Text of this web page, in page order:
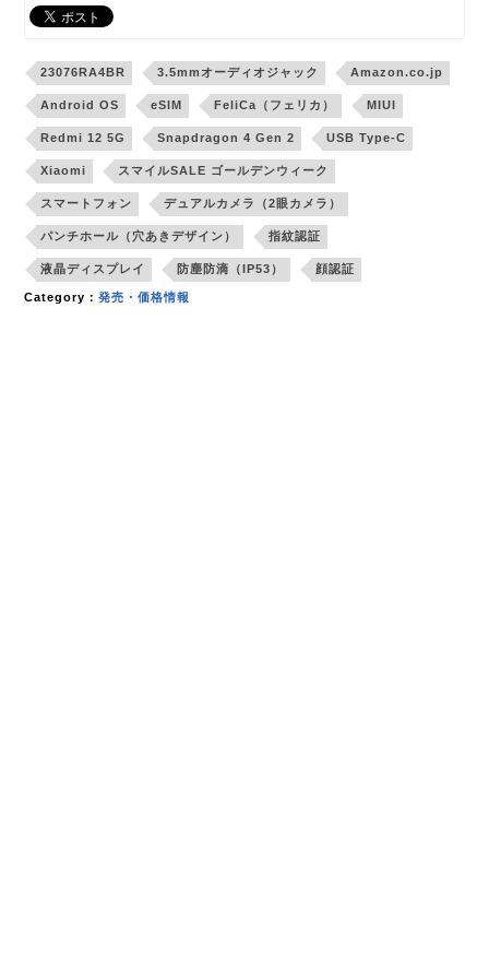
23076RA4BR 3.5mmオーディオジャック Amazon.co.jp
Android OS eSIM FeliCa（フェリカ） MIUI
Redmi 12 5G Snapdragon 4 Gen 2 USB Type-C
Xiaomi スマイルSALE ゴールデンウィーク
スマートフォン デュアルカメラ（2眼カメラ）
パンチホール（穴あきデザイン） 指紋認証
液晶ディスプレイ 防塵防滴（IP53） 顔認証
Category：発売・価格情報